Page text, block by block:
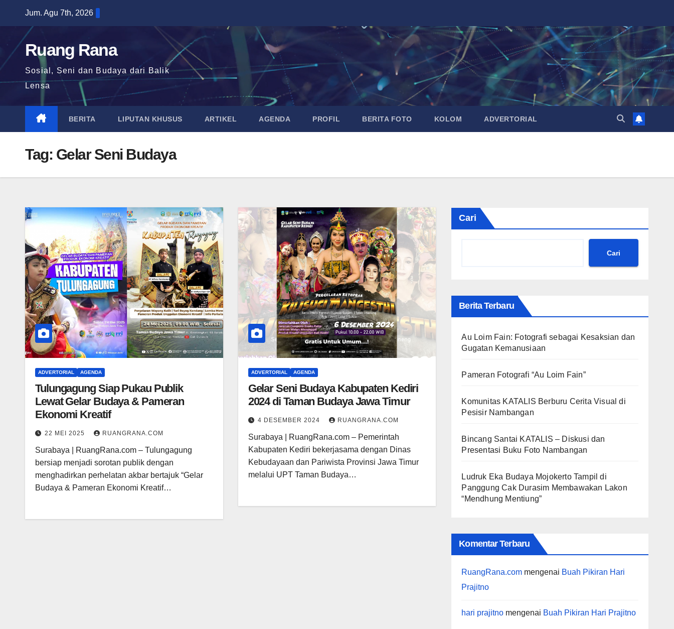
content
Jum. Agu 7th, 2026
Ruang Rana
Sosial, Seni dan Budaya dari Balik
Lensa
BERITA LIPUTAN KHUSUS ARTIKEL AGENDA PROFIL BERITA FOTO KOLOM ADVERTORIAL
Tag: Gelar Seni Budaya
ADVERTORIAL AGENDA
Tulungagung Siap Pukau Publik
Lewat Gelar Budaya & Pameran
Ekonomi Kreatif
22 MEI 2025 RUANGRANA.COM
Surabaya | RuangRana.com – Tulungagung
bersiap menjadi sorotan publik dengan
menghadirkan perhelatan akbar bertajuk “Gelar
Budaya & Pameran Ekonomi Kreatif…
ADVERTORIAL AGENDA
Gelar Seni Budaya Kabupaten Kediri
2024 di Taman Budaya Jawa Timur
4 DESEMBER 2024 RUANGRANA.COM
Surabaya | RuangRana.com – Pemerintah
Kabupaten Kediri bekerjasama dengan Dinas
Kebudayaan dan Pariwista Provinsi Jawa Timur
melalui UPT Taman Budaya…
Cari
Cari
Berita Terbaru
Au Loim Fain: Fotografi sebagai Kesaksian dan
Gugatan Kemanusiaan
Pameran Fotografi “Au Loim Fain”
Komunitas KATALIS Berburu Cerita Visual di
Pesisir Nambangan
Bincang Santai KATALIS – Diskusi dan
Presentasi Buku Foto Nambangan
Ludruk Eka Budaya Mojokerto Tampil di
Panggung Cak Durasim Membawakan Lakon
“Mendhung Mentiung”
Komentar Terbaru
RuangRana.com mengenai Buah Pikiran Hari
Prajitno
hari prajitno mengenai Buah Pikiran Hari Prajitno